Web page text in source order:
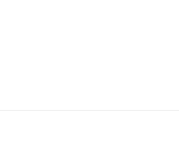
gekozen worden op de productpagina